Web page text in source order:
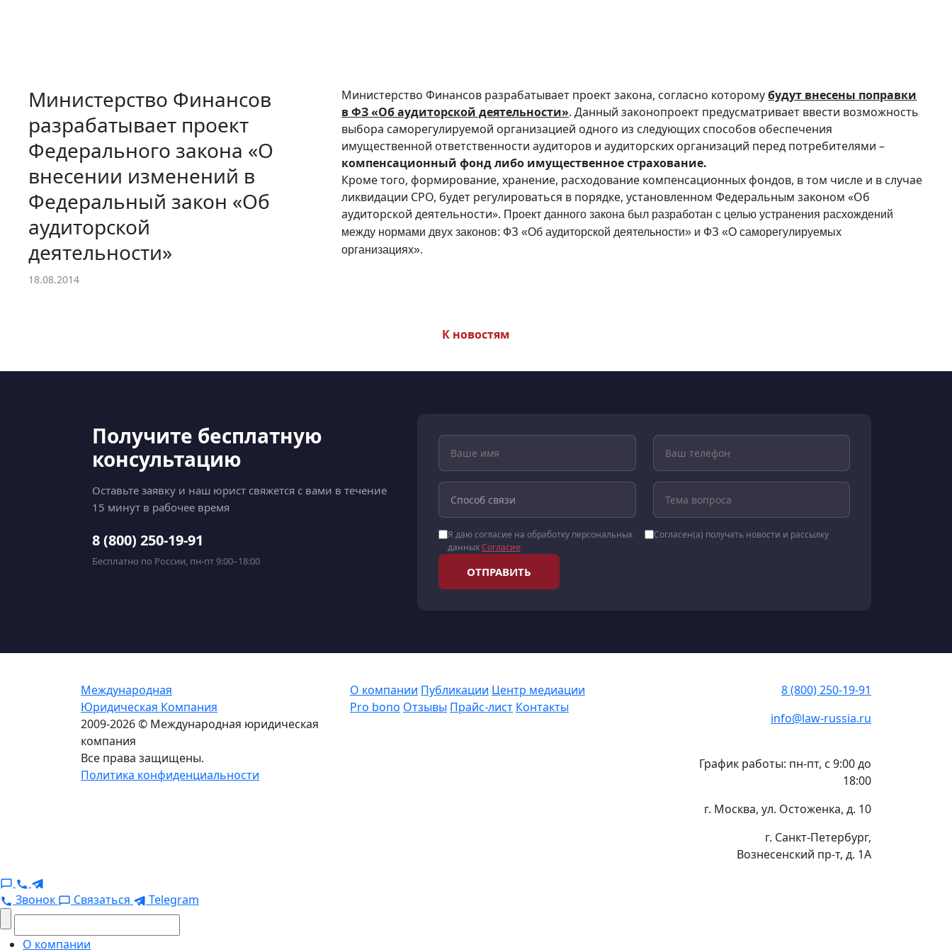
Министерство Финансов
разрабатывает проект
Федерального закона «О
внесении изменений в
Федеральный закон «Об
аудиторской
деятельности»
18.08.2014
Министерство Финансов разрабатывает проект закона, согласно которомубудут внесены поправки
в ФЗ «Об аудиторской деятельности». Данный законопроект предусматривает ввести возможность
выбора саморегулируемой организацией одного из следующих способов обеспечения
имущественной ответственности аудиторов и аудиторских организаций перед потребителями –
компенсационный фонд либо имущественное страхование.
Кроме того, формирование, хранение, расходование компенсационных фондов, в том числе и в случае
ликвидации СРО, будет регулироваться в порядке, установленном Федеральным законом «Об
аудиторской деятельности». Проект данного закона был разработан с целью устранения расхождений
между нормами двух законов: ФЗ «Об аудиторской деятельности» и ФЗ «О саморегулируемых
организациях».
К новостям
Получите бесплатную
консультацию
Оставьте заявку и наш юрист свяжется с вами в течение
15 минут в рабочее время
8 (800) 250-19-91
Бесплатно по России, пн-пт 9:00–18:00
Я даю согласие на обработку персональных
данныхСогласие
Согласен(а) получать новости и рассылку
ОТПРАВИТЬ
Международная
Юридическая Компания
2009-2026 © Международная юридическая
компания
Все права защищены.
Политика конфиденциальности
О компании Публикации Центр медиации
Pro bono Отзывы Прайс-лист Контакты
8 (800) 250-19-91
info@law-russia.ru
График работы: пн-пт, с 9:00 до
18:00
г. Москва, ул. Остоженка, д. 10
г. Санкт-Петербург,
Вознесенский пр-т, д. 1А
Звонок Связаться Telegram
О компании